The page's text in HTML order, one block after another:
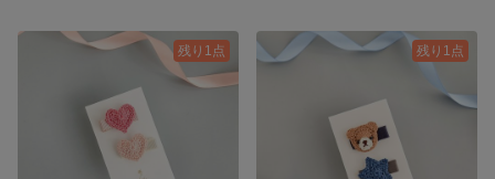
残り1点 残り1点